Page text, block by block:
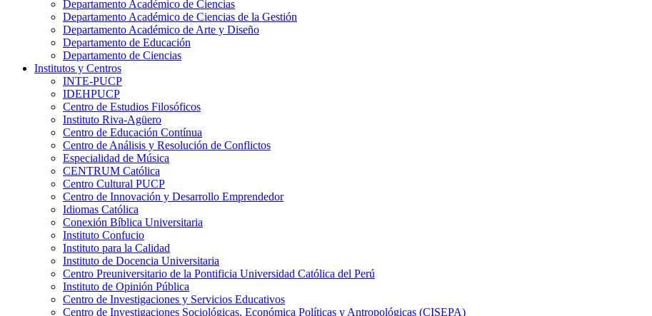
Departamento Académico de Ciencias
Departamento Académico de Ciencias de la Gestión
Departamento Académico de Arte y Diseño
Departamento de Educación
Departamento de Ciencias
Institutos y Centros
INTE-PUCP
IDEHPUCP
Centro de Estudios Filosóficos
Instituto Riva-Agüero
Centro de Educación Contínua
Centro de Análisis y Resolución de Conflictos
Especialidad de Música
CENTRUM Católica
Centro Cultural PUCP
Centro de Innovación y Desarrollo Emprendedor
Idiomas Católica
Conexión Bíblica Universitaria
Instituto Confucio
Instituto para la Calidad
Instituto de Docencia Universitaria
Centro Preuniversitario de la Pontificia Universidad Católica del Perú
Instituto de Opinión Pública
Centro de Investigaciones y Servicios Educativos
Centro de Investigaciones Sociológicas, Económica Políticas y Antropológicas (CISEPA)